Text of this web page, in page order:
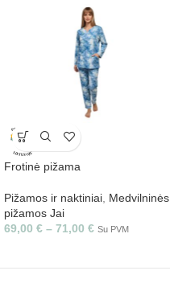
Frotinė pižama
Pižamos ir naktiniai Medvilninės
pižamos Jai
69,00 € – 71,00 € Su PVM